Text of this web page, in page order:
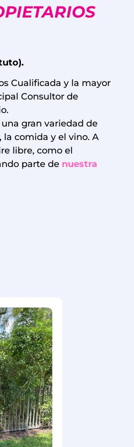
Cualificada y la mayor
Consultor de
gran variedad de
la comida y el vino. A
libre, como el
parte de nuestra